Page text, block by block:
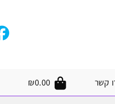
קשר ₪0.00